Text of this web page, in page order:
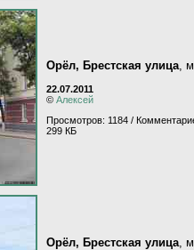
Орёл, Брестская улица ,
22.07.2011
© Алексей
Просмотров: 1184 /
299 КБ
Орёл, Брестская улица ,